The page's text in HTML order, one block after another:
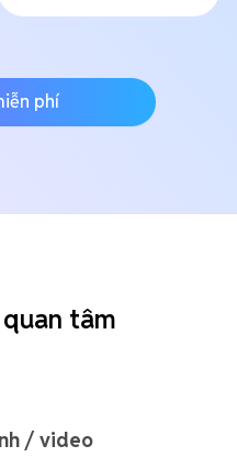
phí
tâm
/ video